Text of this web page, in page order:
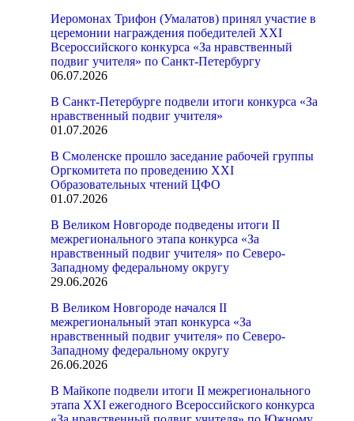
Иеромонах Трифон (Умалатов) принял участие в
церемонии награждения победителей XXI
Всероссийского конкурса «За нравственный
подвиг учителя» по Санкт-Петербургу
06.07.2026
В Санкт-Петербурге подвели итоги конкурса «За
нравственный подвиг учителя»
01.07.2026
В Смоленске прошло заседание рабочей группы
Оргкомитета по проведению XXI
Образовательных чтений ЦФО
01.07.2026
В Великом Новгороде подведены итоги II
межрегионального этапа конкурса «За
нравственный подвиг учителя» по Северо-
Западному федеральному округу
29.06.2026
В Великом Новгороде начался II
межрегиональный этап конкурса «За
нравственный подвиг учителя» по Северо-
Западному федеральному округу
26.06.2026
В Майкопе подвели итоги II межрегионального
этапа XXI ежегодного Всероссийского конкурса